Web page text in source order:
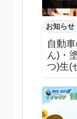
お知らせ
自動
ん)・
つ)生(